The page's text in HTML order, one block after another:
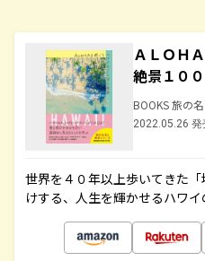
ＡＬＯＨ
絶景１００
BOOKS 旅の
2022.05.26 発
世界を４０年以上歩いてきた
けする、人生を輝かせるハワ